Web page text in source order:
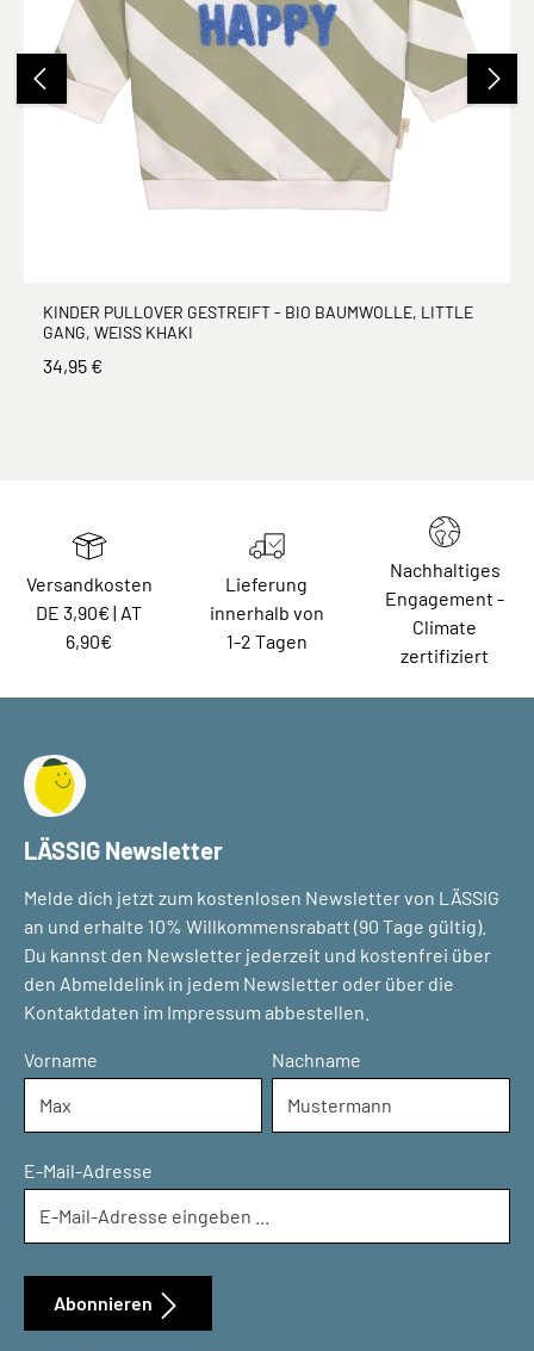
KINDER PULLOVER GESTREIFT - BIO BAUMWOLLE, LITTLE
GANG, WEISS KHAKI
34,95 €
Versandkosten
DE 3,90€ | AT
6,90€
Lieferung
innerhalb von
1-2 Tagen
Nachhaltiges
Engagement -
Climate
zertifiziert
LÄSSIG Newsletter
Melde dich jetzt zum kostenlosen Newsletter von LÄSSIG
an und erhalte 10% Willkommensrabatt (90 Tage gültig).
Du kannst den Newsletter jederzeit und kostenfrei über
den Abmeldelink in jedem Newsletter oder über die
Kontaktdaten im Impressum abbestellen.
Vorname Nachname
E-Mail-Adresse
Abonnieren